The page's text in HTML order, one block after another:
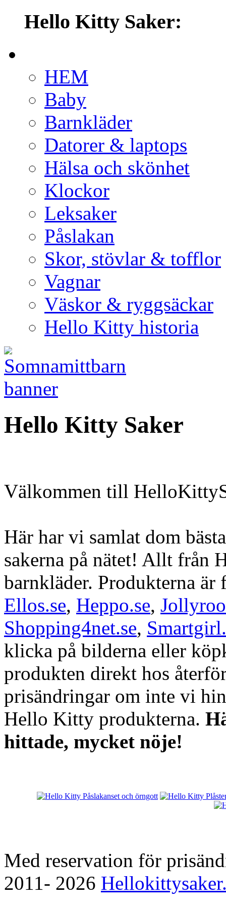
Hello Kitty Saker:
HEM
Baby
Barnkläder
Datorer & laptops
Hälsa och skönhet
Klockor
Leksaker
Påslakan
Skor, stövlar & tofflor
Vagnar
Väskor & ryggsäckar
Hello Kitty historia
Hello Kitty Saker
Välkommen till
Här har vi samlat dom
sakerna på nätet! Allt från
barnkläder. Produkterna är
Ellos.se, Heppo.se,
Shopping4net.se,
klicka på bilderna eller
produkten direkt hos
prisändringar om inte vi
Hello Kitty produkterna.
hittade, mycket nöje!
Med reservation för
2011- 2026